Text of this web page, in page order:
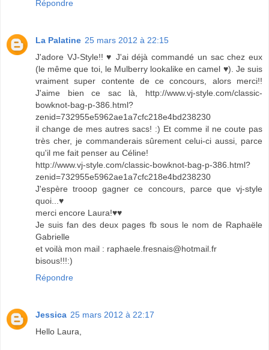
Répondre
La Palatine 25 mars 2012 à 22:15
J'adore VJ-Style!! ♥ J'ai déjà commandé un sac chez eux
(le même que toi, le Mulberry lookalike en camel ♥). Je suis
vraiment super contente de ce concours, alors merci!!
J'aime bien ce sac là, http://www.vj-style.com/classic-
bowknot-bag-p-386.html?
zenid=732955e5962ae1a7cfc218e4bd238230
il change de mes autres sacs! :) Et comme il ne coute pas
très cher, je commanderais sûrement celui-ci aussi, parce
qu'il me fait penser au Céline!
http://www.vj-style.com/classic-bowknot-bag-p-386.html?
zenid=732955e5962ae1a7cfc218e4bd238230
J'espère trooop gagner ce concours, parce que vj-style
quoi...♥
merci encore Laura!♥♥
Je suis fan des deux pages fb sous le nom de Raphaële
Gabrielle
et voilà mon mail : raphaele.fresnais@hotmail.fr
bisous!!!:)
Répondre
Jessica 25 mars 2012 à 22:17
Hello Laura,